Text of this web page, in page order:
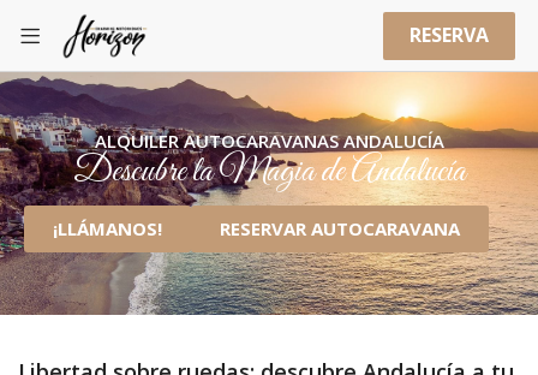
RESERVA
ALQUILER AUTOCARAVANAS ANDALUCÍA
Descubre la Magia de Andalucía
¡LLÁMANOS! RESERVAR AUTOCARAVANA